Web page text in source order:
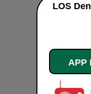
APP